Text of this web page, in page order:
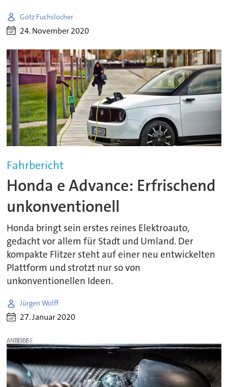
Götz Fuchslocher
24. November 2020
Fahrbericht
Honda e Advance: Erfrischend
unkonventionell
Honda bringt sein erstes reines Elektroauto,
gedacht vor allem für Stadt und Umland. Der
kompakte Flitzer steht auf einer neu entwickelten
Plattform und strotzt nur so von
unkonventionellen Ideen.
Jürgen Wolff
27. Januar 2020
ANZEIGE